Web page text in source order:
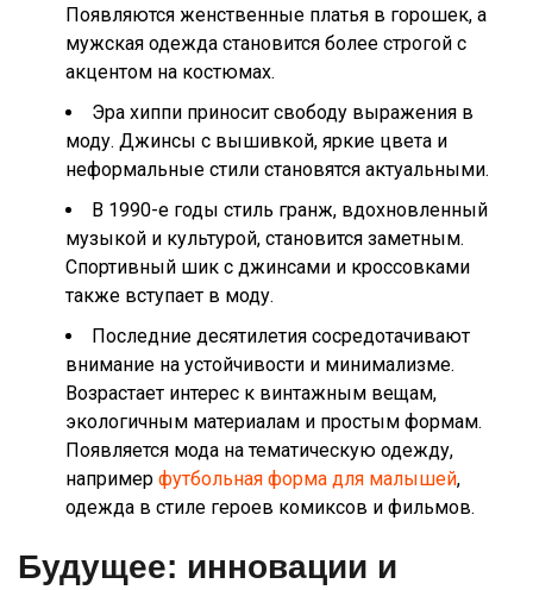
Появляются женственные платья в горошек, а
мужская одежда становится более строгой с
акцентом на костюмах.
Эра хиппи приносит свободу выражения в
моду. Джинсы с вышивкой, яркие цвета и
неформальные стили становятся актуальными.
В 1990-е годы стиль гранж, вдохновленный
музыкой и культурой, становится заметным.
Спортивный шик с джинсами и кроссовками
также вступает в моду.
Последние десятилетия сосредотачивают
внимание на устойчивости и минимализме.
Возрастает интерес к винтажным вещам,
экологичным материалам и простым формам.
Появляется мода на тематическую одежду,
например футбольная форма для малышей,
одежда в стиле героев комиксов и фильмов.
Будущее: инновации и